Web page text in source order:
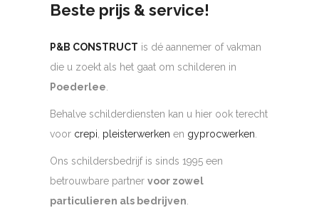
Beste prijs & service!
P&B CONSTRUCT is dé aannemer of vakman
die u zoekt als het gaat om schilderen in
Poederlee.
Behalve schilderdiensten kan u hier ook terecht
voor crepi, pleisterwerken en gyprocwerken.
Ons schildersbedrijf is sinds 1995 een
betrouwbare partner voor zowel
particulieren als bedrijven.